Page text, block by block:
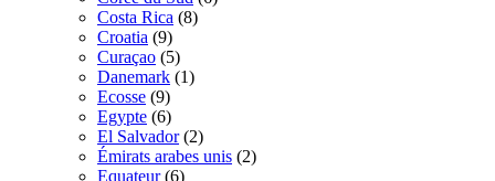
Costa Rica (8)
Croatia (9)
Curaçao (5)
Danemark (1)
Ecosse (9)
Egypte (6)
El Salvador (2)
Émirats arabes unis (2)
Equateur (6)